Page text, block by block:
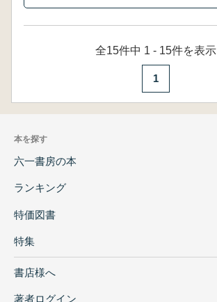
全15件中 1 - 15件を表示
1
本を探す
六一書房の本
ランキング
特価図書
特集
書店様へ
著者ログイン